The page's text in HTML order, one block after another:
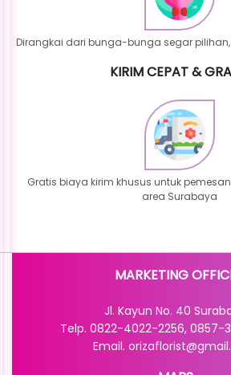
Dirangkai dari bunga-bunga segar
KIRIM CEPAT &
Gratis biaya kirim khusus untuk
area Surabaya
MARKETING
Jl. Kayun No. 40
Telp. 0822-4022-2256,
Email.